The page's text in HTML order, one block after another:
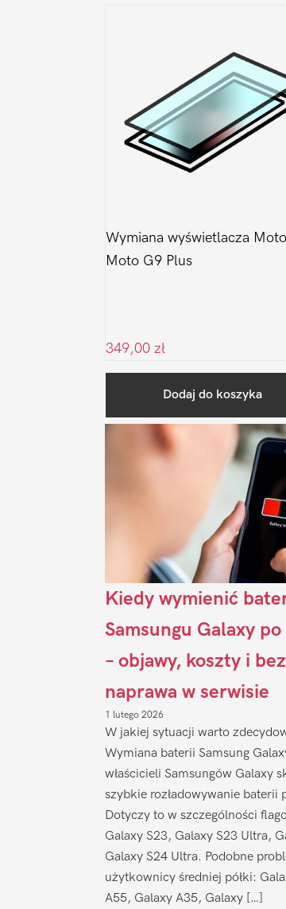
Wymiana wyświetlacza
Moto G9 Plus
349,00 zł
Dodaj do koszyka
Kiedy wymienić
Samsungu Galaxy
– objawy, koszty i
naprawa w serwisie
1 lutego 2026
W jakiej sytuacji warto
Wymiana baterii Samsung
właścicieli Samsungów Galaxy
szybkie rozładowywanie baterii
Dotyczy to w szczególności
Galaxy S23, Galaxy S23 Ultra,
Galaxy S24 Ultra. Podobne
użytkownicy średniej półki:
A55, Galaxy A35, Galaxy […]